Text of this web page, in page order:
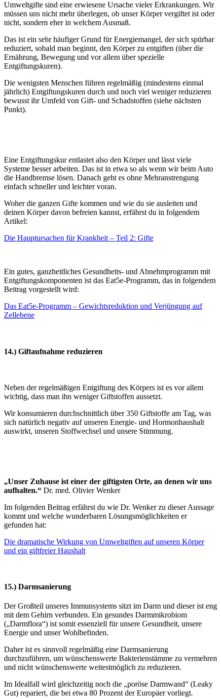
Umweltgifte sind eine erwiesene Ursache vieler Erkrankungen. Wir
müssen uns nicht mehr überlegen, ob unser Körper vergiftet ist oder
nicht, sondern eher in welchem Ausmaß.
Das ist ein sehr häufiger Grund für Energiemangel, der sich spürbar
reduziert, sobald man beginnt, den Körper zu entgiften (über die
Ernährung, Bewegung und vor allem über spezielle
Entgiftungskuren).
Die wenigsten Menschen führen regelmäßig (mindestens einmal
jährlich) Entgiftungskuren durch und noch viel weniger reduzieren
bewusst ihr Umfeld von Gift- und Schadstoffen (siehe nächsten
Punkt).
Eine Entgiftungskur entlastet also den Körper und lässt viele
Systeme besser arbeiten. Das ist in etwa so als wenn wir beim Auto
die Handbremse lösen. Danach geht es ohne Mehranstrengung
einfach schneller und leichter voran.
Woher die ganzen Gifte kommen und wie du sie ausleiten und
deinen Körper davon befreien kannst, erfährst du in folgendem
Artikel:
Die Hauptursachen für Krankheit – Teil 2: Gifte
Ein gutes, ganzheitliches Gesundheits- und Abnehmprogramm mit
Entgiftungskomponenten ist das Eat5e-Programm, das in folgendem
Beitrag vorgestellt wird:
Das Eat5e-Programm – Gewichtsreduktion und Verjüngung auf
Zellebene
14.) Giftaufnahme reduzieren
Neben der regelmäßigen Entgiftung des Körpers ist es vor allem
wichtig, dass man ihn weniger Giftstoffen aussetzt.
Wir konsumieren durchschnittlich über 350 Giftstoffe am Tag, was
sich natürlich negativ auf unseren Energie- und Hormonhaushalt
auswirkt, unseren Stoffwechsel und unsere Stimmung.
„Unser Zuhause ist einer der giftigsten Orte, an denen wir uns
aufhalten.“ Dr. med. Olivier Wenker
Im folgenden Beitrag erfährst du wie Dr. Wenker zu dieser Aussage
kommt und welche wunderbaren Lösungsmöglichkeiten er
gefunden hat:
Die dramatische Wirkung von Umweltgiften auf unseren Körper
und ein giftfreier Haushalt
15.) Darmsanierung
Der Großteil unseres Immunsystems sitzt im Darm und dieser ist eng
mit dem Gehirn verbunden. Ein gesundes Darmmikrobiom
(„Darmflora“) ist somit essenziell für unsere Gesundheit, unsere
Energie und unser Wohlbefinden.
Daher ist es sinnvoll regelmäßig eine Darmsanierung
durchzuführen, um wünschenswerte Bakterienstämme zu vermehren
und nicht wünschenswerte weitestmöglich zu reduzieren.
Im Idealfall wird gleichzeitig noch die „poröse Darmwand“ (Leaky
Gut) repariert, die bei etwa 80 Prozent der Europäer vorliegt.